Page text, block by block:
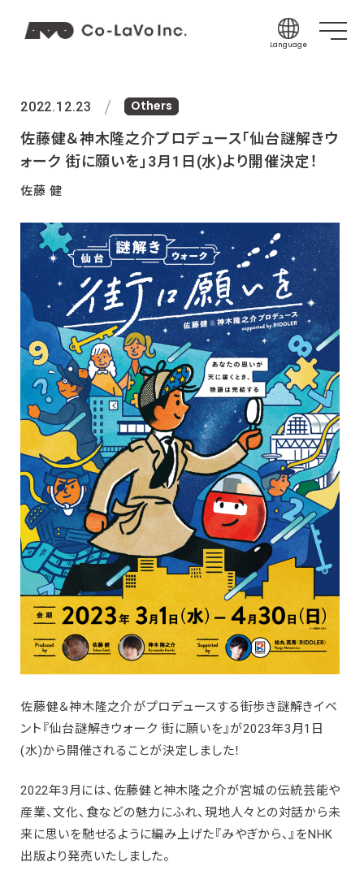
Language
Korean
Chinese
Thai
Spanish
2022.12.23 Others
佐藤健＆神木隆之介プロデュース「仙台謎解きウ
ォーク 街に願いを」3月1日(水)より開催決定！
佐藤 健
佐藤健＆神木隆之介がプロデュースする街歩き謎解きイベ
ント『仙台謎解きウォーク 街に願いを』が2023年3月1日
(水)から開催されることが決定しました！
2022年3月には、佐藤健と神木隆之介が宮城の伝統芸能や
産業、文化、食などの魅力にふれ、現地人々との対話から未
来に思いを馳せるように編み上げた『みやぎから、』をNHK
出版より発売いたしました。